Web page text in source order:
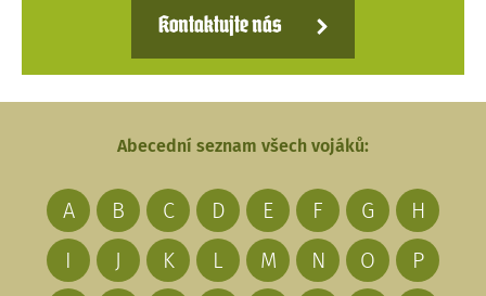
Kontaktujte nás
Abecední seznam všech vojáků:
A B C D E F G
H
I
J K L M N O
P